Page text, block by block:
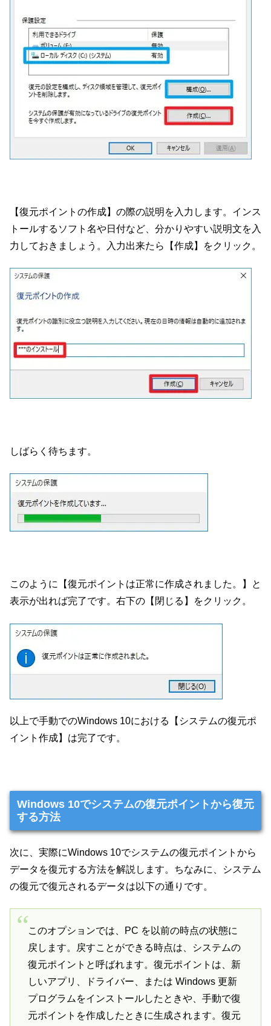
【復元ポイントの作成】の際の説明を入力します。インス
トールするソフト名や日付など、分かりやすい説明文を入
力しておきましょう。入力出来たら【作成】をクリック。
しばらく待ちます。
このように【復元ポイントは正常に作成されました。】と
表示が出れば完了です。右下の【閉じる】をクリック。
以上で手動でのWindows 10における【システムの復元ポ
イント作成】は完了です。
Windows 10でシステムの復元ポイントから復元
する方法
次に、実際にWindows 10でシステムの復元ポイントから
データを復元する方法を解説します。ちなみに、システム
の復元で復元されるデータは以下の通りです。
このオプションでは、PC を以前の時点の状態に
戻します。戻すことができる時点は、システムの
復元ポイントと呼ばれます。復元ポイントは、新
しいアプリ、ドライバー、または Windows 更新
プログラムをインストールしたときや、手動で復
元ポイントを作成したときに生成されます。復元